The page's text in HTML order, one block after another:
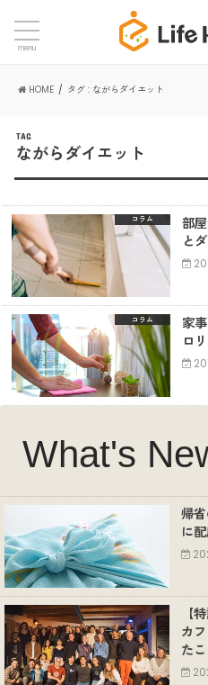
menu
HOME タグ : ながらダイエット
TAG
ながらダイエット
コラム
部
と
コラム
家
ロ
What's
帰
に
【
カ
た